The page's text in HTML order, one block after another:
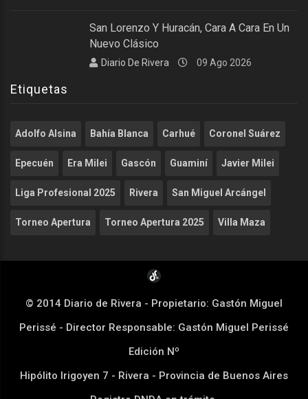
San Lorenzo Y Huracán, Cara A Cara En Un
Nuevo Clásico
Diario De Rivera 09 Ago 2026
Etiquetas
Adolfo Alsina Bahía Blanca Carhué Coronel Suárez
Epecuén Era Milei Gascón Guaminí Javier Milei
Liga Profesional 2025 Rivera San Miguel Arcángel
Torneo Apertura Torneo Apertura 2025 Villa Maza
© 2014 Diario de Rivera - Propietario: Gastón Miguel
Perissé - Director Responsable: Gastón Miguel Perissé
Edición Nº
Hipólito Irigoyen 7 - Rivera - Provincia de Buenos Aires